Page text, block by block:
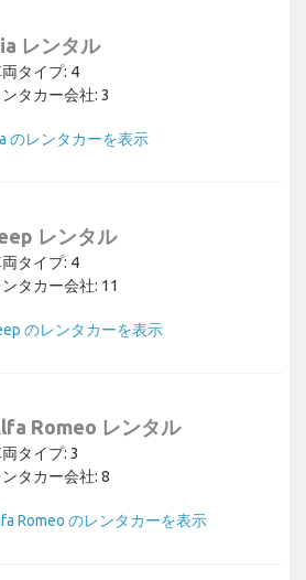
レンタル
タイプ: 4
ンタカー会社: 3
のレンタカーを表示
レンタル
タイプ: 4
ンタカー会社: 11
のレンタカーを表示
Romeo レンタル
タイプ: 3
ンタカー会社: 8
Romeo のレンタカーを表示